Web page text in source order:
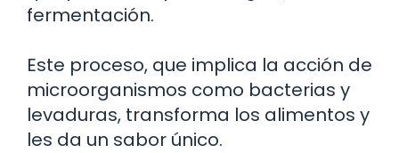
fermentación.
Este proceso, que implica la acción de
microorganismos como bacterias y
levaduras, transforma los alimentos y
les da un sabor único.